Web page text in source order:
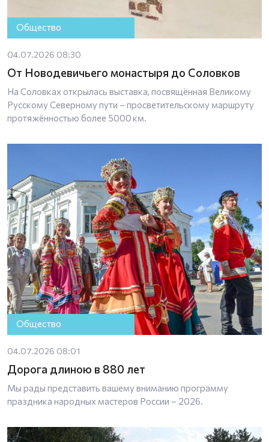
Общество
04.07.2026 08:30
От Новодевичьего монастыря до Соловков
На Соловках открылась выставка, посвящённая Великому
Русскому Северному пути – просветительскому маршруту
протяжённостью более 5000 км.
Общество
04.07.2026 08:01
Дорога длиною в 880 лет
Мы рады представить вашему вниманию программу
праздника народных мастеров России – 2026.